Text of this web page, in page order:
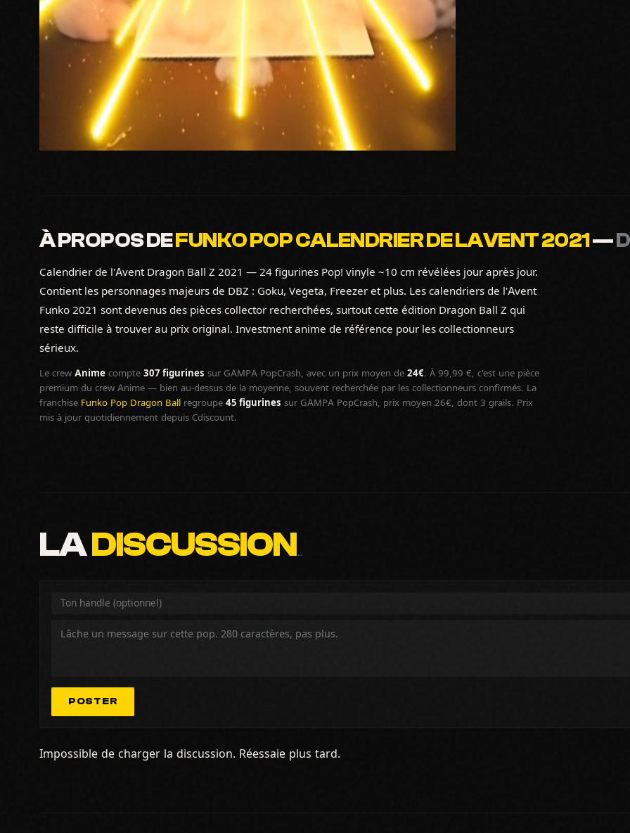
À PROPOS DEFUNKO POP CALENDRIER DE LAVENT 2021—
Calendrier de l'Avent Dragon Ball Z 2021 — 24 figurines Pop! vinyle ~10 cm révélées jour après jour.
Contient les personnages majeurs de DBZ : Goku, Vegeta, Freezer et plus. Les calendriers de l'Avent
Funko 2021 sont devenus des pièces collector recherchées, surtout cette édition Dragon Ball Z qui
reste difficile à trouver au prix original. Investment anime de référence pour les collectionneurs
sérieux.
Le crew Anime compte 307 figurines sur GAMPA PopCrash, avec un prix moyen de 24€. À 99,99 €, c'est une pièce
premium du crew Anime — bien au-dessus de la moyenne, souvent recherchée par les collectionneurs confirmés. La
franchise Funko Pop Dragon Ball regroupe 45 figurines sur GAMPA PopCrash, prix moyen 26€, dont 3 grails. Prix
mis à jour quotidiennement depuis Cdiscount.
LADISCUSSION…
POSTER
Impossible de charger la discussion. Réessaie plus tard.